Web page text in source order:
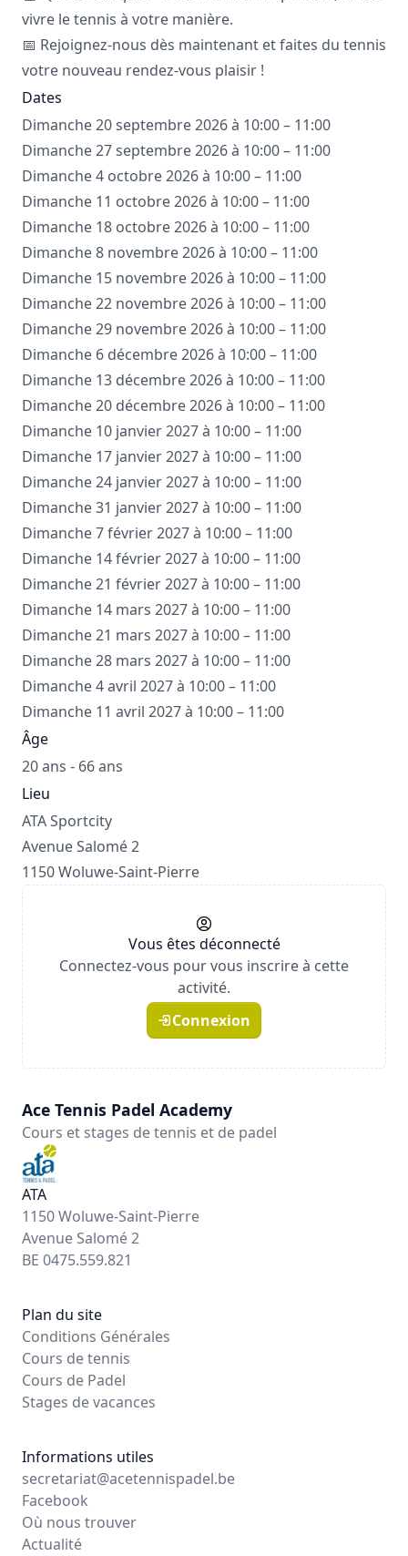
vivre le tennis à votre manière.
📅 Rejoignez-nous dès maintenant et faites du tennis
votre nouveau rendez-vous plaisir !
Dates
Dimanche 20 septembre 2026 à 10:00 – 11:00
Dimanche 27 septembre 2026 à 10:00 – 11:00
Dimanche 4 octobre 2026 à 10:00 – 11:00
Dimanche 11 octobre 2026 à 10:00 – 11:00
Dimanche 18 octobre 2026 à 10:00 – 11:00
Dimanche 8 novembre 2026 à 10:00 – 11:00
Dimanche 15 novembre 2026 à 10:00 – 11:00
Dimanche 22 novembre 2026 à 10:00 – 11:00
Dimanche 29 novembre 2026 à 10:00 – 11:00
Dimanche 6 décembre 2026 à 10:00 – 11:00
Dimanche 13 décembre 2026 à 10:00 – 11:00
Dimanche 20 décembre 2026 à 10:00 – 11:00
Dimanche 10 janvier 2027 à 10:00 – 11:00
Dimanche 17 janvier 2027 à 10:00 – 11:00
Dimanche 24 janvier 2027 à 10:00 – 11:00
Dimanche 31 janvier 2027 à 10:00 – 11:00
Dimanche 7 février 2027 à 10:00 – 11:00
Dimanche 14 février 2027 à 10:00 – 11:00
Dimanche 21 février 2027 à 10:00 – 11:00
Dimanche 14 mars 2027 à 10:00 – 11:00
Dimanche 21 mars 2027 à 10:00 – 11:00
Dimanche 28 mars 2027 à 10:00 – 11:00
Dimanche 4 avril 2027 à 10:00 – 11:00
Dimanche 11 avril 2027 à 10:00 – 11:00
Âge
20 ans - 66 ans
Lieu
ATA Sportcity
Avenue Salomé 2
1150 Woluwe-Saint-Pierre
Vous êtes déconnecté
Connectez-vous pour vous inscrire à cette
activité.
Connexion
Ace Tennis Padel Academy
Cours et stages de tennis et de padel
ATA
1150 Woluwe-Saint-Pierre
Avenue Salomé 2
BE 0475.559.821
Plan du site
Conditions Générales
Cours de tennis
Cours de Padel
Stages de vacances
Informations utiles
secretariat@acetennispadel.be
Facebook
Où nous trouver
Actualité